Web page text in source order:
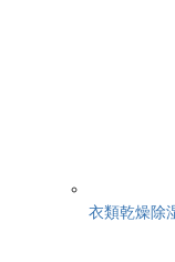
衣類乾燥除